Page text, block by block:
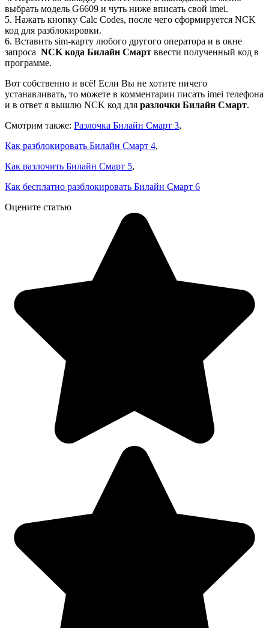
выбрать модель G6609 и чуть ниже вписать свой imei.
5. Нажать кнопку Calc Codes, после чего сформируется NCK
код для разблокировки.
6. Вставить sim-карту любого другого оператора и в окне
запроса NCK кода Билайн Смарт ввести полученный код в
программе.
Вот собственно и всё! Если Вы не хотите ничего
устанавливать, то можете в комментарии писать imei телефона
и в ответ я вышлю NCK код для разлочки Билайн Смарт.
Смотрим также: Разлочка Билайн Смарт 3,
Как разблокировать Билайн Смарт 4,
Как разлочить Билайн Смарт 5,
Как бесплатно разблокировать Билайн Смарт 6
Оцените статью